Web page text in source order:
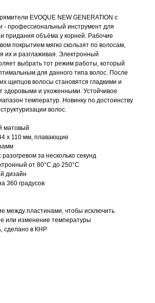
EVOQUE NEW GENERATION c
- профессиональный инструмент для
придания объёма у корней. Рабочие
покрытием мягко скользят по волосам,
их и разглаживая. Электронный
выбрать тот режим работы, который
для данного типа волос. После
щипцов волосы становятся гладкими и
здоровыми и ухоженными. Устойчивое
температур. Новинку по достоинству
волос.
матовый
x 110 мм, плавающие
за несколько секунд
от 80°С до 250°С
дизайн
360 градусов
между пластинами, чтобы исключить
или изменение температуры
сделано в КНР